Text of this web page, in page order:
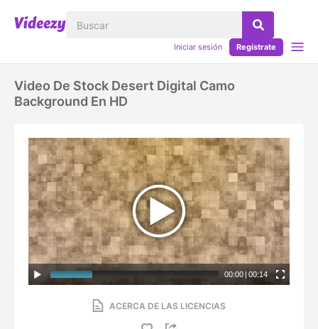
Iniciar sesión Regístrate
Video De Stock Desert Digital Camo
Background En HD
00:00 | 00:14
ACERCA DE LAS LICENCIAS